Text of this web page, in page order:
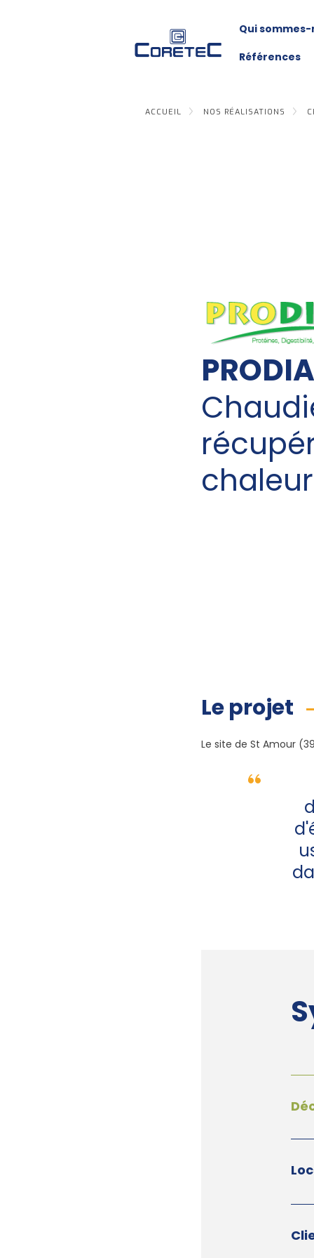
Qui sommes-
Références
ACCUEIL NOS RÉALISATIONS
Le projet
Le site de St Amour